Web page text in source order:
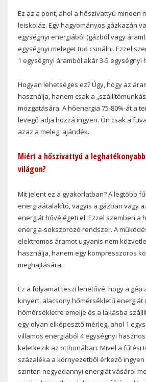
Ez az a pont, ahol a hőszivattyú minden
leiskoláz. Egy hagyományos gázkazán
egységnyi energiából (gázból vagy
egységnyi meleget tud csinálni. Ezzel
1 egységnyi áramból akár 3-5 egységnyi
Hogyan lehetséges ez? Úgy, hogy az
használja, hanem csak a
mozgatására. A hőenergia 75-80%-át a
levegő adja hozzá ingyen. Ön csak a
azaz a meleg, ajándék.
Miért a hőszivattyú a
világon?
Mit jelent ez a gyakorlatban? A legtöbb
energiaátalakító, vagyis a gázban vagy
energiát hővé égeti el. Ezzel szemben a
energia-sokszorozó rendszer. A
elektromos áramot ugyanis nem
használja, hanem egy kompresszoros
meghajtására.
Ez a folyamat teszi lehetővé, hogy a gép
kinyert, alacsony hőmérsékletű energiát
hőmérsékletre emelje és a lakásba
egy olyan elképesztő mérleg, ahol 1
villamos energiából 4 egységnyi
keletkezik az otthonában. Mivel a fűtési
százaléka a környezetből érkező ingyen
szinten negyedannyi energiát vásárol